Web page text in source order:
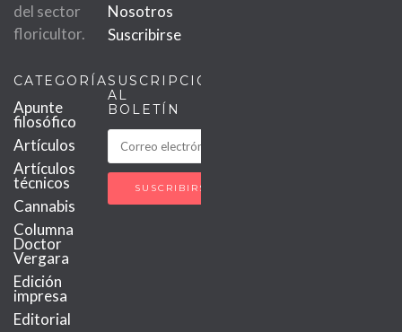
del sector
floricultor.
Nosotros
Suscribirse
CATEGORÍAS
Apunte
filosófico
Artículos
Artículos
técnicos
Cannabis
Columna
Doctor
Vergara
Edición
impresa
Editorial
SUSCRIPCIÓN
AL
BOLETÍN